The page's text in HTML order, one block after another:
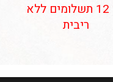
עד 12 תשלומים ללא
ריבית